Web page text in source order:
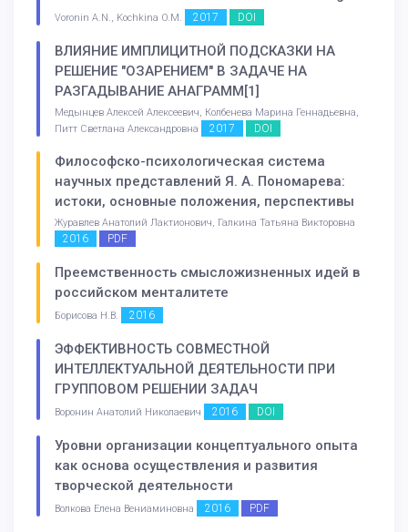
Voronin A.N., Kochkina O.M. 2017 DOI
ВЛИЯНИЕ ИМПЛИЦИТНОЙ ПОДСКАЗКИ НА
РЕШЕНИЕ "ОЗАРЕНИЕМ" В ЗАДАЧЕ НА
РАЗГАДЫВАНИЕ АНАГРАММ[1]
Медынцев Алексей Алексеевич, Колбенева Марина Геннадьевна,
Питт Светлана Александровна
2017 DOI
Философско-психологическая система
научных представлений Я. А. Пономарева:
истоки, основные положения, перспективы
Журавлев Анатолий Лактионович, Галкина Татьяна Викторовна
2016 PDF
Преемственность смысложизненных идей в
российском менталитете
Борисова Н.В. 2016
ЭФФЕКТИВНОСТЬ СОВМЕСТНОЙ
ИНТЕЛЛЕКТУАЛЬНОЙ ДЕЯТЕЛЬНОСТИ ПРИ
ГРУППОВОМ РЕШЕНИИ ЗАДАЧ
Воронин Анатолий Николаевич 2016 DOI
Уровни организации концептуального опыта
как основа осуществления и развития
творческой деятельности
Волкова Елена Вениаминовна 2016 PDF